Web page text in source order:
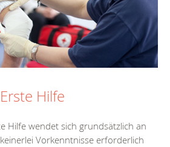
Hilfe
Hilfe wendet sich grundsätzlich an
Vorkenntnisse erforderlich